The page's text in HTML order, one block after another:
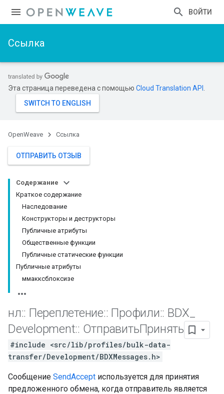
ВОЙТИ
Ссылка
Эта страница переведена с помощью Cloud Translation API
OpenWeave Ссылка
ОТПРАВИТЬ ОТЗЫВ
Содержание
Краткое содержание
Наследование
Конструкторы и деструкторы
Публичные атрибуты
Общественные функции
Публичные статические функции
Публичные атрибуты
ммакксблоксизе
нл:: Переплетение:: Профили:: BDX
Development:: ОтправитьПринять
#include <src/lib/profiles/bulk-data-
transfer/Development/BDXMessages.h>
Сообщение SendAccept используется для принятия
предложенного обмена, когда отправитель является